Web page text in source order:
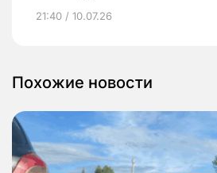
21:40 / 10.07.26
Похожие новости